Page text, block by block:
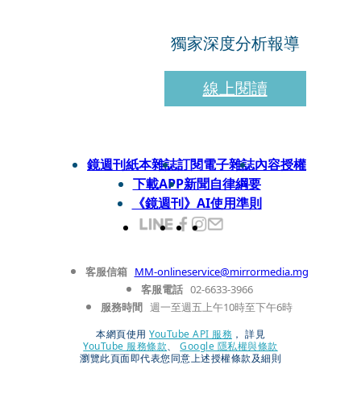
獨家深度分析報導
線上閱讀
鏡週刊紙本雜誌訂閱電子雜誌內容授權
下載APP新聞自律綱要
《鏡週刊》AI使用準則
客服信箱 MM-onlineservice@mirrormedia.mg
客服電話 02-6633-3966
服務時間 週一至週五上午10時至下午6時
本網頁使用 YouTube API 服務 ， 詳見
YouTube 服務條款、
Google 隱私權與條款
瀏覽此頁面即代表您同意上述授權條款及細則